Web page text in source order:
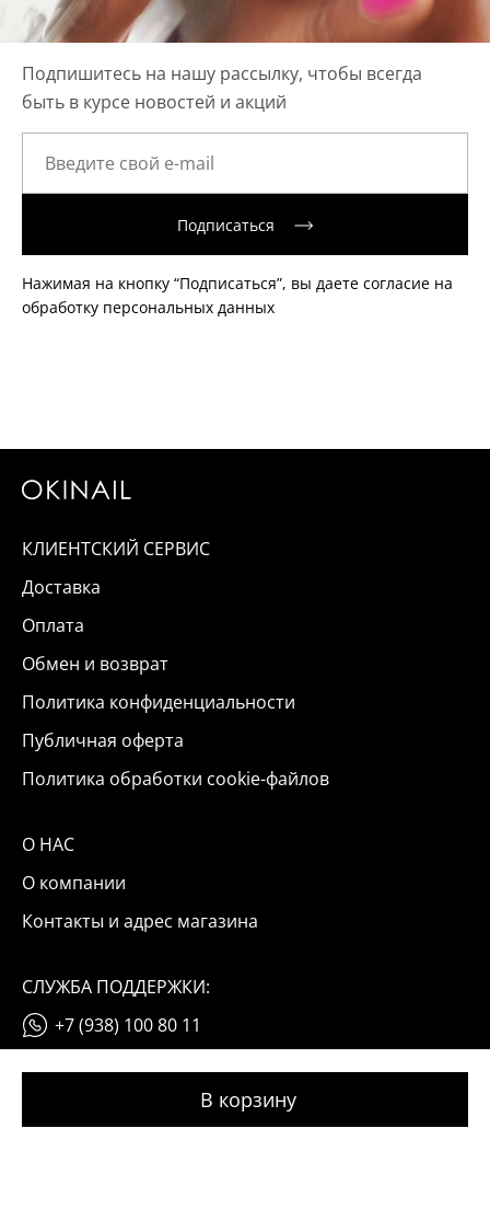
Подпишитесь на нашу рассылку, чтобы всегда
быть в курсе новостей и акций
Подписаться
Нажимая на кнопку “Подписаться”, вы даете согласие на
обработку персональных данных
КЛИЕНТСКИЙ СЕРВИС
Доставка
Оплата
Обмен и возврат
Политика конфиденциальности
Публичная оферта
Политика обработки cookie-файлов
О НАС
О компании
Контакты и адрес магазина
СЛУЖБА ПОДДЕРЖКИ:
+7 (938) 100 80 11
© 2026 OKINAIL